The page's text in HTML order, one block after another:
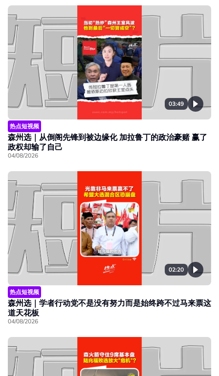
03:49
热点短视频
森州选｜从倒阁先锋到被边缘化 加拉鲁丁的政治豪赌 赢了
政权却输了自己
04/08/2026
02:20
热点短视频
森州选｜学者行动党不是没有努力而是始终跨不过马来票这
道天花板
04/08/2026